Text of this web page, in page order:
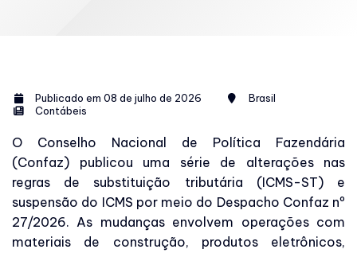
Publicado em 08 de julho de 2026
Brasil
Contábeis
O Conselho Nacional de Política Fazendária
(Confaz) publicou uma série de alterações nas
regras de substituição tributária (ICMS-ST) e
suspensão do ICMS por meio do Despacho Confaz nº
27/2026. As mudanças envolvem operações com
materiais de construção, produtos eletrônicos,